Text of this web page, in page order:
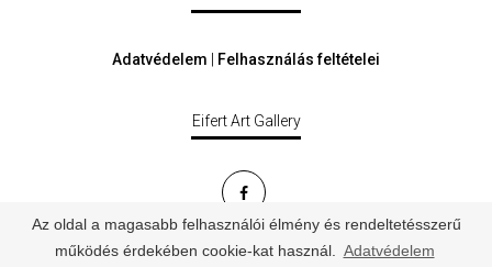
Az oldal a magasabb felhasználói élmény és rendeltetésszerű
működés érdekében cookie-kat használ.
Adatvédelem
Adatvédelem Felhasználás feltételei
Eifert Art Gallery
© Minden jog fenntartva - eifertartgallery.hu